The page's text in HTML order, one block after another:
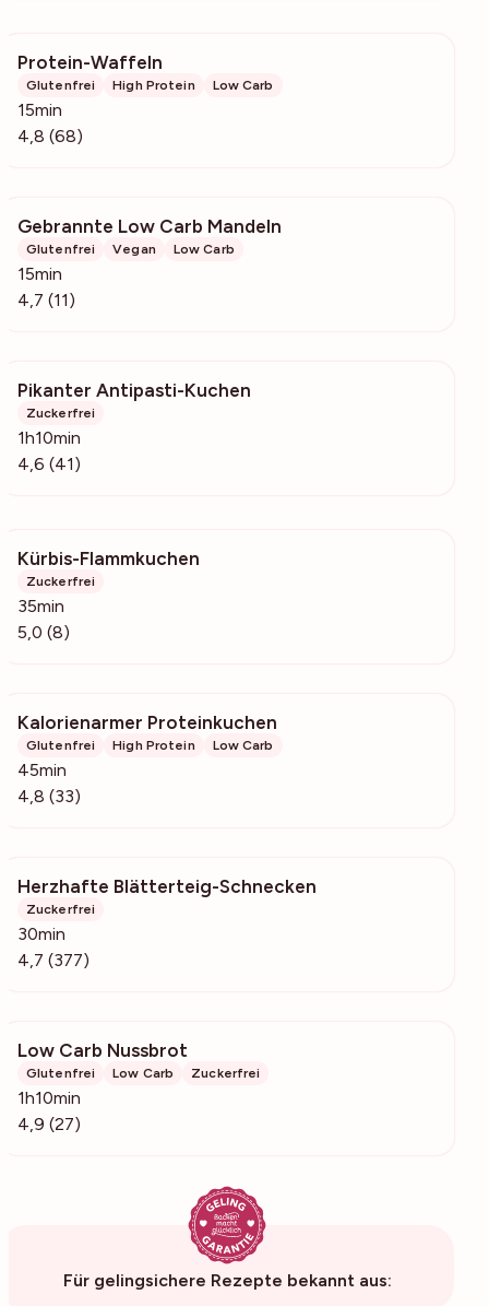
Protein-Waffeln
Glutenfrei High Protein Low Carb
15min
4,8 (68)
Gebrannte Low Carb Mandeln
Glutenfrei Vegan Low Carb
15min
4,7 (11)
Pikanter Antipasti-Kuchen
Zuckerfrei
1h10min
4,6 (41)
Kürbis-Flammkuchen
Zuckerfrei
35min
5,0 (8)
Kalorienarmer Proteinkuchen
Glutenfrei High Protein Low Carb
45min
4,8 (33)
Herzhafte Blätterteig-Schnecken
Zuckerfrei
30min
4,7 (377)
Low Carb Nussbrot
Glutenfrei Low Carb Zuckerfrei
1h10min
4,9 (27)
Für gelingsichere Rezepte bekannt aus: